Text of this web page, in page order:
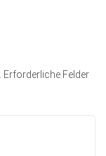
Erforderliche Felder